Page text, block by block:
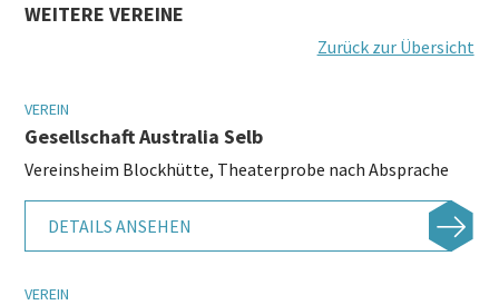
WEITERE VEREINE
Zurück zur Übersicht
VEREIN
Gesellschaft Australia Selb
Vereinsheim Blockhütte, Theaterprobe nach Absprache
DETAILS ANSEHEN
VEREIN